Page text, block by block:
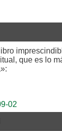
que es lo